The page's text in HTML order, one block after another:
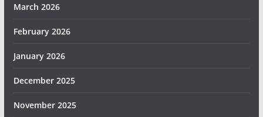
March 2026
February 2026
January 2026
December 2025
November 2025